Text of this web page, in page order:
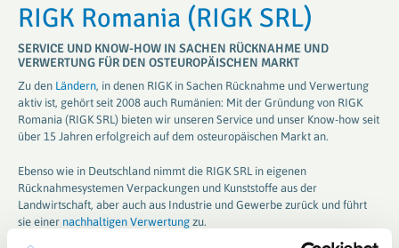
RIGK Romania (RIGK SRL)
SERVICE UND KNOW-HOW IN SACHEN RÜCKNAHME UND
VERWERTUNG FÜR DEN OSTEUROPÄISCHEN MARKT
Zu den Ländern, in denen RIGK in Sachen Rücknahme und Verwertung
aktiv ist, gehört seit 2008 auch Rumänien: Mit der Gründung von RIGK
Romania (RIGK SRL) bieten wir unseren Service und unser Know-how seit
über 15 Jahren erfolgreich auf dem osteuropäischen Markt an.
Ebenso wie in Deutschland nimmt die RIGK SRL in eigenen
Rücknahmesystemen Verpackungen und Kunststoffe aus der
Landwirtschaft, aber auch aus Industrie und Gewerbe zurück und führt
sie einer nachhaltigen Verwertung zu.